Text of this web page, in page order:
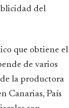
del
que obtiene el
de varios
la productora
Canarias, País